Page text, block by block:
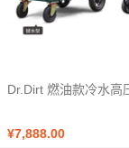
Dr.Dirt 燃油款冷水高
¥7,888.00